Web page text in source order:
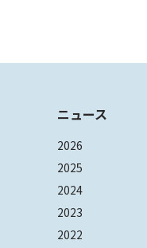
ニュース
2026
2025
2024
2023
2022